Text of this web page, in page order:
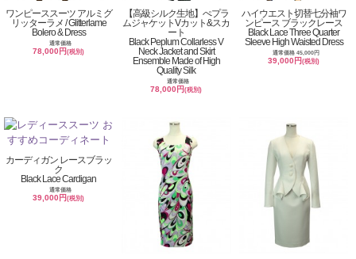
ワンピーススーツ アルミグ
リッターラメ / Glitterlame
Bolero & Dress
通常価格
78,000円(税別)
【高級シルク生地】ぺプラ
ムジャケットVカット&スカ
ート
Black Peplum Collarless V
Neck Jacket and Skirt
Ensemble Made of High
Quality Silk
通常価格
78,000円(税別)
ハイウエスト切替七分袖ワ
ンピース ブラックレース
Black Lace Three Quarter
Sleeve High Waisted Dress
通常価格 45,000円
39,000円(税別)
カーディガン レースブラッ
ク
Black Lace Cardigan
通常価格
39,000円(税別)